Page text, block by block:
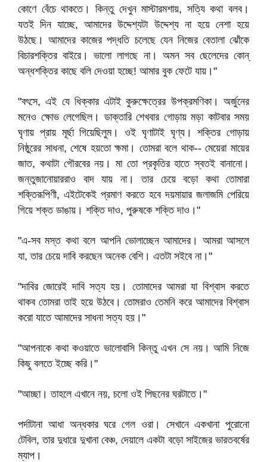
কোণে বেঁচে থাকতে। কিন্তু দেখুন মাস্টারমশায়, সত্যি কথা বলব।
যতই দিন যাচ্ছে, আমাদের উদ্দেশ্যটা উদ্দেশ্য না হয়ে নেশা হয়ে
উঠছে। আমাদের কাজের পদ্ধতি চলেছে যেন নিজের বেতালা ঝোঁকে
বিচারশক্তির বাইরে। ভালো লাগছে না। অমন সব ছেলেদের কোন্‌
অন্ধশক্তির কাছে বলি দেওয়া হচ্ছে! আমার বুক ফেটে যায়।"
"বৎসে, এই যে ধিক্‌কার এটাই কুরুক্ষেত্রের উপক্রমণিকা। অর্জুনের
মনেও ক্ষোভ লেগেছিল। ডাক্তারি শেখবার গোড়ায় মড়া কাটবার সময়
ঘৃণায় প্রায় মূর্ছা গিয়েছিলুম। ওই ঘৃণাটাই ঘৃণ্য। শক্তির গোড়ায়
নিষ্ঠুরের সাধনা, শেষে হয়তো ক্ষমা। তোমরা বলে থাক-- মেয়েরা মায়ের
জাত, কথাটা গৌরবের নয়। মা তো প্রকৃতির হাতে স্বতই বানানো।
জন্তুজানোয়াররাও বাদ যায় না। তার চেয়ে বড়ো কথা তোমারা
শক্তিরূপিণী, এইটেকেই প্রমাণ করতে হবে দয়মায়ার জলাজমি পেরিয়ে
গিয়ে শক্ত ডাঙায়। শক্তি দাও, পুরুষকে শক্তি দাও।"
"এ-সব মস্ত কথা বলে আপনি ভোলাচ্ছেন আমাদের। আমরা আসলে
যা, তার চেয়ে দাবি করছেন অনেক বেশি। এতটা সইবে না।"
"দাবির জোরেই দাবি সত্য হয়। তোমাদের আমরা যা বিশ্বাস করতে
থাকব তোমরা তাই হয়ে উঠবে। তোমরাও তেমনি করে আমাদের বিশ্বাস
করো যাতে আমাদের সাধনা সত্য হয়।"
"আপনাকে কথা কওয়াতে ভালোবাসি কিন্তু এখন সে নয়। আমি নিজে
কিছু বলতে ইচ্ছে করি।"
"আচ্ছা। তাহলে এখানে নয়, চলো ওই পিছনের ঘরটাতে।"
পর্দাটানা আধা অন্ধকার ঘরে গেল ওরা। সেখানে একখানা পুরোনো
টেবিল, তার দুধারে দুখানা বেঞ্চ, দেয়ালে একটা বড়ো সাইজের ভারতবর্ষের
ম্যাপ।